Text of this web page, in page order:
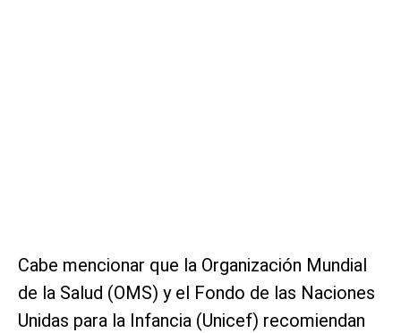
Cabe mencionar que la Organización Mundial
de la Salud (OMS) y el Fondo de las Naciones
Unidas para la Infancia (Unicef) recomiendan